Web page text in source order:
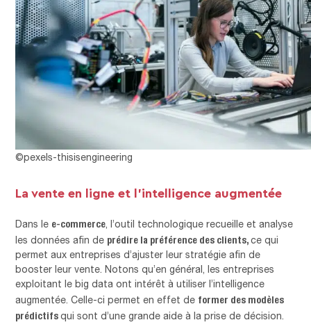
©pexels-thisisengineering
La vente en ligne et l’intelligence augmentée
Dans le e-commerce, l’outil technologique recueille et analyse
les données afin de prédire la préférence des clients,ce qui
permet aux entreprises d’ajuster leur stratégie afin de
booster leur vente. Notons qu’en général, les entreprises
exploitant le big data ont intérêt à utiliser l’intelligence
augmentée. Celle-ci permet en effet de former des modèles
prédictifsqui sont d’une grande aide à la prise de décision.